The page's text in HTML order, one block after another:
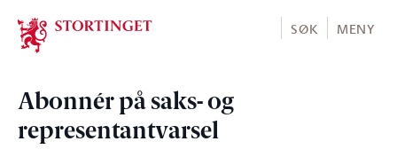
Stortinget.no
SØK MENY
Abonnér på saks- og
representantvarsel